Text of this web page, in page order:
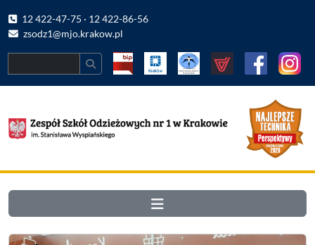
12 422-47-75 · 12 422-86-56
zsodz1@mjo.krakow.pl